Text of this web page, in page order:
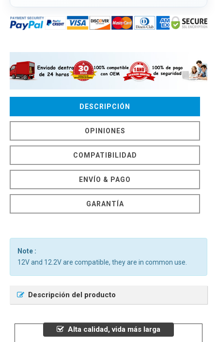
DESCRIPCIÓN
OPINIONES
COMPATIBILIDAD
ENVÍO & PAGO
GARANTÍA
Note :
12V and 12.2V are compatible, they are in common use.
Descripción del producto
Alta calidad, vida más larga